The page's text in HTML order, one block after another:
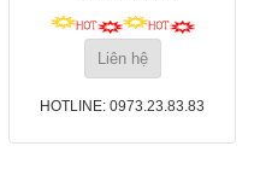
Liên hệ
HOTLINE: 0973.23.83.83